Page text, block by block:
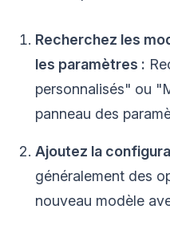
Recherchez les
les paramètres :
personnalisés" ou
panneau des
Ajoutez la
généralement des
nouveau modèle